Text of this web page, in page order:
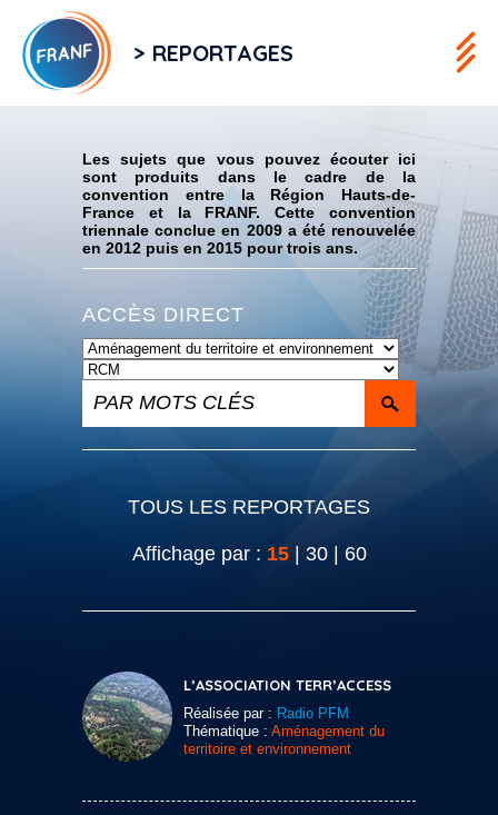
> REPORTAGES
Les sujets que vous pouvez écouter ici
sont produits dans le cadre de la
convention entre la Région Hauts-de-
France et la FRANF. Cette convention
triennale conclue en 2009 a été renouvelée
en 2012 puis en 2015 pour trois ans.
ACCÈS DIRECT
TOUS LES REPORTAGES
Affichage par : 15| 30| 60
L’ASSOCIATION TERR’ACCESS
Réalisée par : Radio PFM
Thématique : Aménagement du
territoire et environnement